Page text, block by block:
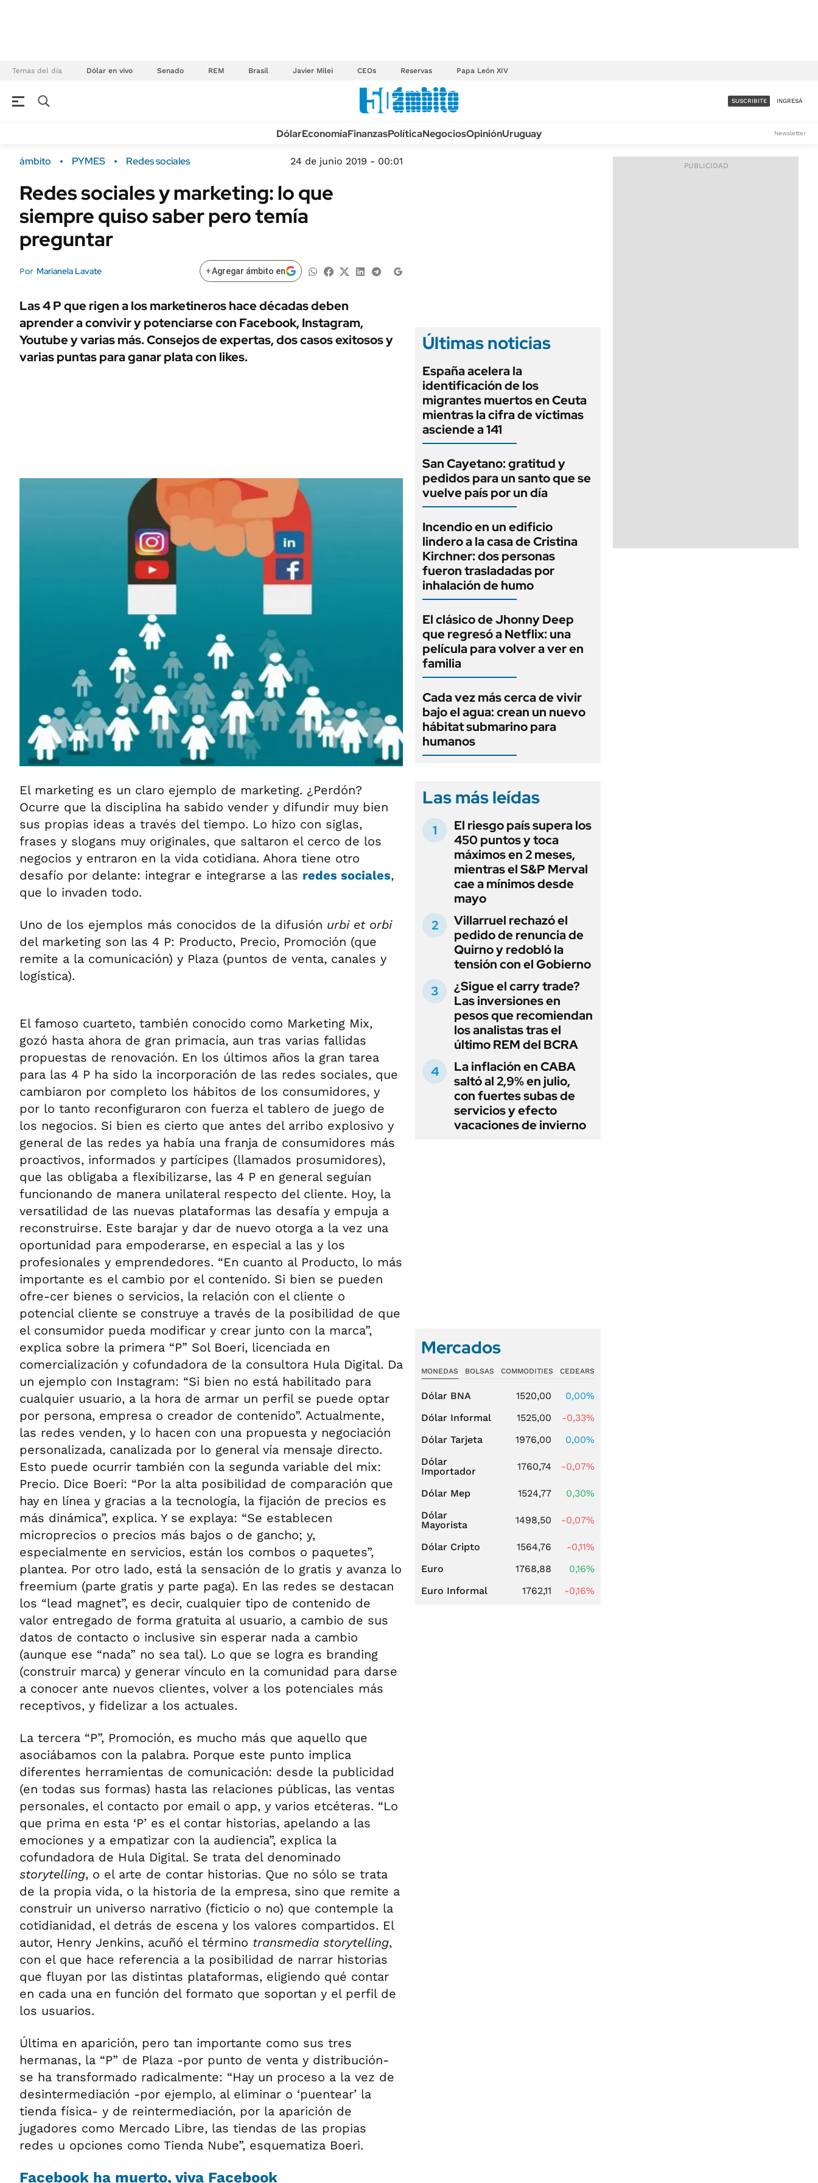
Temas del día Dólar en vivo Senado REM Brasil Javier Milei CEOs Reservas Papa León XIV
Campo
FINANZAS
Dólar
ÁMBITO DEBATE
Sustentabilidad
Seguros
ENERGY REPORT
URUGUAY
TECNOLOGÍA
MÉXICO
MUNDO
AUTOS
ACCESO FULL - $1.800/MES
SUSCRIBITE INGRESÁ
DólarEconomíaFinanzasPolíticaNegociosOpiniónUruguay Newsletter
ámbito PYMES Redes sociales 24 de junio 2019 - 00:01
Redes sociales y marketing: lo que
siempre quiso saber pero temía
preguntar
Por Marianela Lavate +Agregar ámbito en
Las 4 P que rigen a los marketineros hace décadas deben
aprender a convivir y potenciarse con Facebook, Instagram,
Youtube y varias más. Consejos de expertas, dos casos exitosos y
varias puntas para ganar plata con likes.
El marketing es un claro ejemplo de marketing. ¿Perdón?
Ocurre que la disciplina ha sabido vender y difundir muy bien
sus propias ideas a través del tiempo. Lo hizo con siglas,
frases y slogans muy originales, que saltaron el cerco de los
negocios y entraron en la vida cotidiana. Ahora tiene otro
desafío por delante: integrar e integrarse a las redes sociales,
que lo invaden todo.
Uno de los ejemplos más conocidos de la difusión urbi et orbi
del marketing son las 4 P: Producto, Precio, Promoción (que
remite a la comunicación) y Plaza (puntos de venta, canales y
logística).
El famoso cuarteto, también conocido como Marketing Mix,
gozó hasta ahora de gran primacía, aun tras varias fallidas
propuestas de renovación. En los últimos años la gran tarea
para las 4 P ha sido la incorporación de las redes sociales, que
cambiaron por completo los hábitos de los consumidores, y
por lo tanto reconfiguraron con fuerza el tablero de juego de
los negocios. Si bien es cierto que antes del arribo explosivo y
general de las redes ya había una franja de consumidores más
proactivos, informados y partícipes (llamados prosumidores),
que las obligaba a flexibilizarse, las 4 P en general seguían
funcionando de manera unilateral respecto del cliente. Hoy, la
versatilidad de las nuevas plataformas las desafía y empuja a
reconstruirse. Este barajar y dar de nuevo otorga a la vez una
oportunidad para empoderarse, en especial a las y los
profesionales y emprendedores. “En cuanto al Producto, lo más
importante es el cambio por el contenido. Si bien se pueden
ofre-cer bienes o servicios, la relación con el cliente o
potencial cliente se construye a través de la posibilidad de que
el consumidor pueda modificar y crear junto con la marca”,
explica sobre la primera “P” Sol Boeri, licenciada en
comercialización y cofundadora de la consultora Hula Digital. Da
un ejemplo con Instagram: “Si bien no está habilitado para
cualquier usuario, a la hora de armar un perfil se puede optar
por persona, empresa o creador de contenido”. Actualmente,
las redes venden, y lo hacen con una propuesta y negociación
personalizada, canalizada por lo general vía mensaje directo.
Esto puede ocurrir también con la segunda variable del mix:
Precio. Dice Boeri: “Por la alta posibilidad de comparación que
hay en línea y gracias a la tecnología, la fijación de precios es
más dinámica”, explica. Y se explaya: “Se establecen
microprecios o precios más bajos o de gancho; y,
especialmente en servicios, están los combos o paquetes”,
plantea. Por otro lado, está la sensación de lo gratis y avanza lo
freemium (parte gratis y parte paga). En las redes se destacan
los “lead magnet”, es decir, cualquier tipo de contenido de
valor entregado de forma gratuita al usuario, a cambio de sus
datos de contacto o inclusive sin esperar nada a cambio
(aunque ese “nada” no sea tal). Lo que se logra es branding
(construir marca) y generar vínculo en la comunidad para darse
a conocer ante nuevos clientes, volver a los potenciales más
receptivos, y fidelizar a los actuales.
La tercera “P”, Promoción, es mucho más que aquello que
asociábamos con la palabra. Porque este punto implica
diferentes herramientas de comunicación: desde la publicidad
(en todas sus formas) hasta las relaciones públicas, las ventas
personales, el contacto por email o app, y varios etcéteras. “Lo
que prima en esta ‘P’ es el contar historias, apelando a las
emociones y a empatizar con la audiencia”, explica la
cofundadora de Hula Digital. Se trata del denominado
storytelling, o el arte de contar historias. Que no sólo se trata
de la propia vida, o la historia de la empresa, sino que remite a
construir un universo narrativo (ficticio o no) que contemple la
cotidianidad, el detrás de escena y los valores compartidos. El
autor, Henry Jenkins, acuñó el término transmedia storytelling,
con el que hace referencia a la posibilidad de narrar historias
que fluyan por las distintas plataformas, eligiendo qué contar
en cada una en función del formato que soportan y el perfil de
los usuarios.
Última en aparición, pero tan importante como sus tres
hermanas, la “P” de Plaza -por punto de venta y distribución-
se ha transformado radicalmente: “Hay un proceso a la vez de
desintermediación -por ejemplo, al eliminar o ‘puentear’ la
tienda física- y de reintermediación, por la aparición de
jugadores como Mercado Libre, las tiendas de las propias
redes u opciones como Tienda Nube”, esquematiza Boeri.
Facebook ha muerto, viva Facebook
Últimas noticias
España acelera la
identificación de los
migrantes muertos en Ceuta
mientras la cifra de víctimas
asciende a 141
San Cayetano: gratitud y
pedidos para un santo que se
vuelve país por un día
Incendio en un edificio
lindero a la casa de Cristina
Kirchner: dos personas
fueron trasladadas por
inhalación de humo
El clásico de Jhonny Deep
que regresó a Netflix: una
película para volver a ver en
familia
Cada vez más cerca de vivir
bajo el agua: crean un nuevo
hábitat submarino para
humanos
Las más leídas
El riesgo país supera los
450 puntos y toca
máximos en 2 meses,
mientras el S&P Merval
cae a mínimos desde
mayo
Villarruel rechazó el
pedido de renuncia de
Quirno y redobló la
tensión con el Gobierno
¿Sigue el carry trade?
Las inversiones en
pesos que recomiendan
los analistas tras el
último REM del BCRA
La inflación en CABA
saltó al 2,9% en julio,
con fuertes subas de
servicios y efecto
vacaciones de invierno
Mercados
MONEDAS BOLSAS COMMODITIES CEDEARS
Dólar BNA 1520,00
0,00%
Dólar Informal
1525,00
-0,33%
Dólar Tarjeta
1976,00
0,00%
Dólar
Importador
1760,74 -0,07%
Dólar Mep 1524,77
0,30%
Dólar
Mayorista
1498,50 -0,07%
Dólar Cripto 1564,76
-0,11%
Euro
1768,88
0,16%
Euro Informal
1762,11 -0,16%